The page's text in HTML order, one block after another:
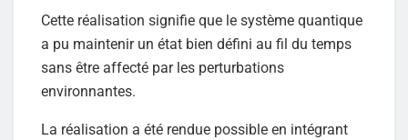
Cette réalisation signifie que le système quantique
a pu maintenir un état bien défini au fil du temps
sans être affecté par les perturbations
environnantes.
La réalisation a été rendue possible en intégrant